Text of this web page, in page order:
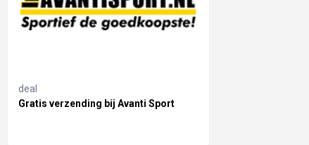
deal
Gratis verzending bij Avanti Sport